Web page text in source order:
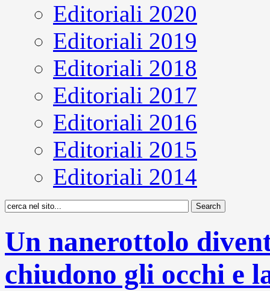
Editoriali 2020
Editoriali 2019
Editoriali 2018
Editoriali 2017
Editoriali 2016
Editoriali 2015
Editoriali 2014
Un nanerottolo
chiudono gli occhi e